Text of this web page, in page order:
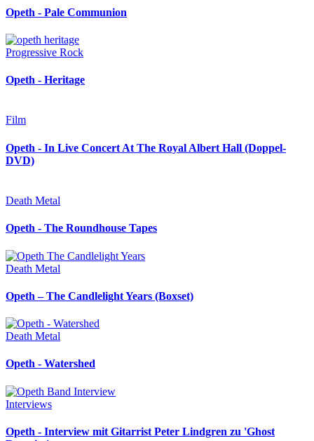
Opeth - Pale Communion
Progressive Rock
Opeth - Heritage
Film
Opeth - In Live Concert At The Royal Albert Hall (Doppel-
DVD)
Death Metal
Opeth - The Roundhouse Tapes
Death Metal
Opeth – The Candlelight Years (Boxset)
Death Metal
Opeth - Watershed
Interviews
Opeth - Interview mit Gitarrist Peter Lindgren zu 'Ghost